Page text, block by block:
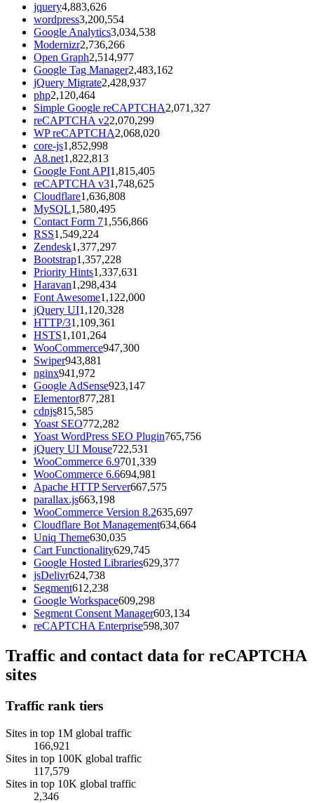
jquery4,883,626
wordpress3,200,554
Google Analytics3,034,538
Modernizr2,736,266
Open Graph2,514,977
Google Tag Manager2,483,162
jQuery Migrate2,428,937
php2,120,464
Simple Google reCAPTCHA2,071,327
reCAPTCHA v22,070,299
WP reCAPTCHA2,068,020
core-js1,852,998
A8.net1,822,813
Google Font API1,815,405
reCAPTCHA v31,748,625
Cloudflare1,636,808
MySQL1,580,495
Contact Form 71,556,866
RSS1,549,224
Zendesk1,377,297
Bootstrap1,357,228
Priority Hints1,337,631
Haravan1,298,434
Font Awesome1,122,000
jQuery UI1,120,328
HTTP/31,109,361
HSTS1,101,264
WooCommerce947,300
Swiper943,881
nginx941,972
Google AdSense923,147
Elementor877,281
cdnjs815,585
Yoast SEO772,282
Yoast WordPress SEO Plugin765,756
jQuery UI Mouse722,531
WooCommerce 6.9701,339
WooCommerce 6.6694,981
Apache HTTP Server667,575
parallax.js663,198
WooCommerce Version 8.2635,697
Cloudflare Bot Management634,664
Uniq Theme630,035
Cart Functionality629,745
Google Hosted Libraries629,377
jsDelivr624,738
Segment612,238
Google Workspace609,298
Segment Consent Manager603,134
reCAPTCHA Enterprise598,307
Traffic and contact data for reCAPTCHA
sites
Traffic rank tiers
Sites in top 1M global traffic
166,921
Sites in top 100K global traffic
117,579
Sites in top 10K global traffic
2,346